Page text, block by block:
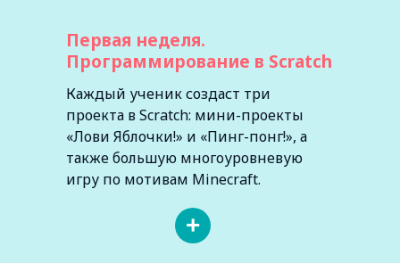
Первая неделя.
Программирование в Scratch
Каждый ученик создаст три
проекта в Scratch: мини-проекты
«Лови Яблочки!» и «Пинг-понг!», а
также большую многоуровневую
игру по мотивам Minecraft.
+